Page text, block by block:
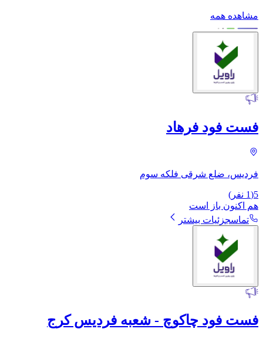
مشاهده همه
فست فود فرهاد
فردیس، ضلع شرقی فلکه سوم
5
(
1 نفر)
هم اکنون باز است
تماسجزئیات بیشتر
فست فود چاکوچ - شعبه فردیس کرج